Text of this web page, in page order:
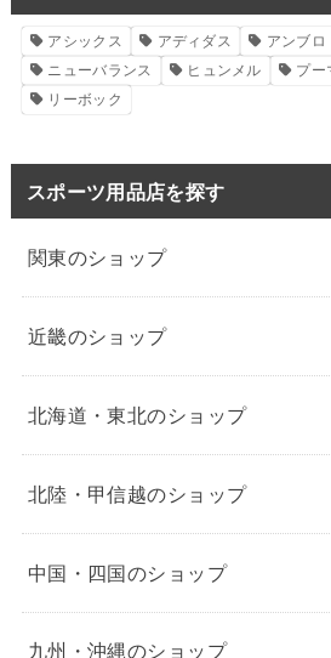
アシックス アディダス アンブロ
ニューバランス
ヒュンメル プー
リーボック
スポーツ用品店を探す
関東のショップ
近畿のショップ
北海道・東北のショップ
北陸・甲信越のショップ
中国・四国のショップ
九州・沖縄のショップ